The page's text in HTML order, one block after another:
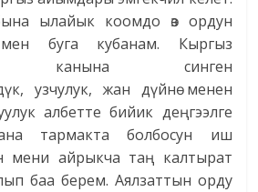
ылайык коомдо өз ордун
буга кубанам. Кыргыз
канына синген
узчулук, жан дүйнө менен
албетте бийик деңгээлге
тармакта болбосун иш
мени айрыкча таң калтырат
баа берем. Аялзаттын орду